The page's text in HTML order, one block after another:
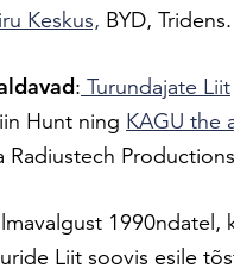
Keskus, BYD, Tridens.
: Turundajate Liit
Hunt ning KAGU the
Radiustech
1990ndatel,
Liit soovis esile